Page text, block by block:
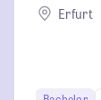
Erfurt